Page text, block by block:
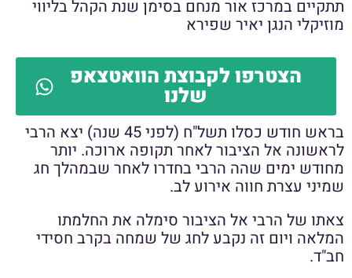
תתקיים במרכז אור מנחם בסימן שנת הקהל בליווי
מוזיקלי הנגן יאיר שפירא
הצטרפו לקבוצת הוואטצאפ
שלנו
בראש חודש כסלו תשל"ח (לפני 45 שנה) יצא הרבי
לראשונה אל הציבור לאחר תקופה ארוכה. יותר
מחודש ימים שהה הרבי בחדרו לאחר שבמהלך חג
שמיני עצרת חווה אירוע לב.
צאתו של הרבי אל הציבור סימלה את החלמתו
המלאה ויום זה נקבע לחג של שמחה בקרב חסידי
חב"ד.